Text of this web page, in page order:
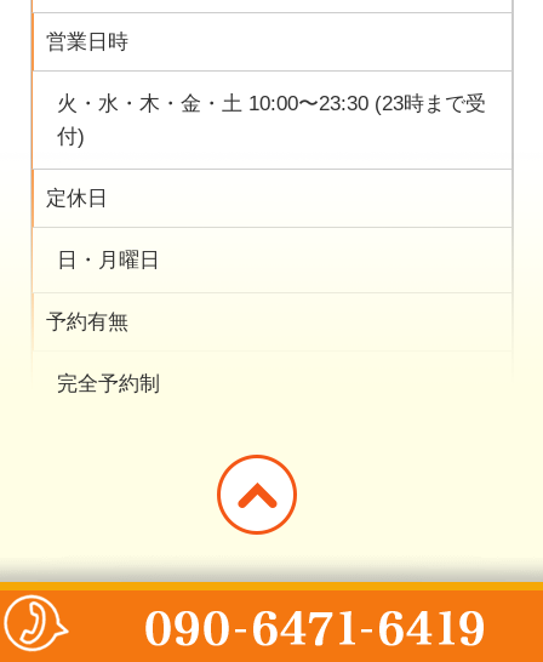
営業日時
火・水・木・金・土 10:00〜23:30 (23時まで受
付)
定休日
日・月曜日
予約有無
完全予約制